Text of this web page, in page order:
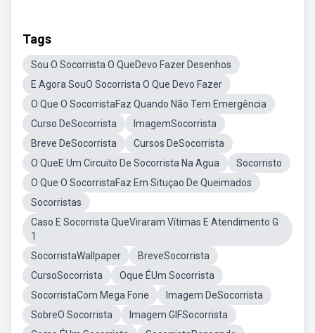
Tags
Sou O Socorrista O QueDevo Fazer Desenhos
E Agora SouO Socorrista O Que Devo Fazer
O Que O SocorristaFaz Quando Não Tem Emergência
Curso DeSocorrista
ImagemSocorrista
Breve DeSocorrista
Cursos DeSocorrista
O QueE Um Circuito De Socorrista Na Agua
Socorristo
O Que O SocorristaFaz Em Situçao De Queimados
Socorristas
Caso E Socorrista QueViraram Vítimas E Atendimento G
1
SocorristaWallpaper
BreveSocorrista
CursoSocorrista
Oque ÉUm Socorrista
SocorristaCom Mega Fone
Imagem DeSocorrista
SobreO Socorrista
Imagem GIFSocorrista